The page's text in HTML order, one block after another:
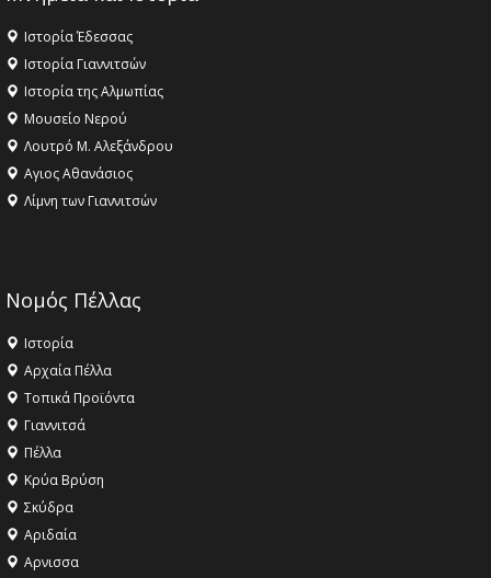
Ιστορία Έδεσσας
Ιστορία Γιαννιτσών
Ιστορία της Αλμωπίας
Μουσείο Νερού
Λουτρό Μ. Αλεξάνδρου
Αγιος Αθανάσιος
Λίμνη των Γιαννιτσών
Νομός Πέλλας
Ιστορία
Αρχαία Πέλλα
Τοπικά Προϊόντα
Γιαννιτσά
Πέλλα
Κρύα Βρύση
Σκύδρα
Αριδαία
Aρνισσα